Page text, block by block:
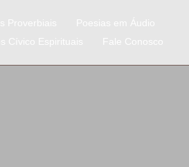
Proverbiais
Poesias em Áudio
Cívico Espirituais Fale Conosco